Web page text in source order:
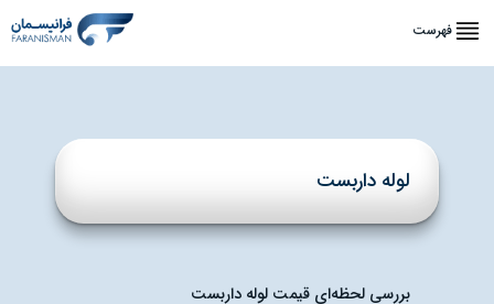
فهرست
لوله داربست
بررسی لحظه‌ای قیمت لوله داربست